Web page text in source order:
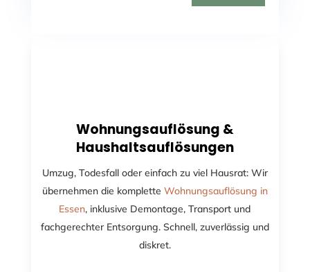
Wohnungsauflösung &
Haushaltsauflösungen
Umzug, Todesfall oder einfach zu viel Hausrat: Wir
übernehmen die komplette Wohnungsauflösung in
Essen, inklusive Demontage, Transport und
fachgerechter Entsorgung. Schnell, zuverlässig und
diskret.